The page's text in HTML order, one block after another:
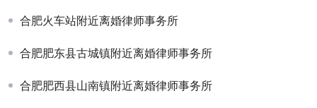
合肥火车站附近离婚律师事务所
合肥肥东县古城镇附近离婚律师事务所
合肥肥西县山南镇附近离婚律师事务所